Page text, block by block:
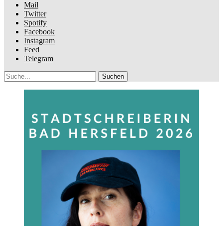
Mail
Twitter
Spotify
Facebook
Instagram
Feed
Telegram
Suche